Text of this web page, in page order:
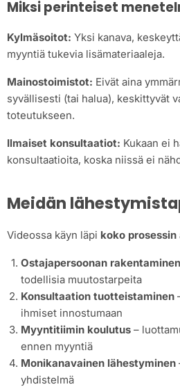
Miksi perinteiset
Kylmäsoitot: Yksi kanava,
myyntiä tukevia lisämateriaaleja.
Mainostoimistot: Eivät aina
syvällisesti (tai halua), keskittyvät
toteutukseen.
Ilmaiset konsultaatiot: Kukaan ei
konsultaatioita, koska niissä ei
Meidän
Videossa käyn läpi koko prosessin
Ostajapersoonan rakentaminen
todellisia muutostarpeita
Konsultaation tuotteistaminen
ihmiset innostumaan
Myyntitiimin koulutus –
ennen myyntiä
Monikanavainen lähestyminen
yhdistelmä